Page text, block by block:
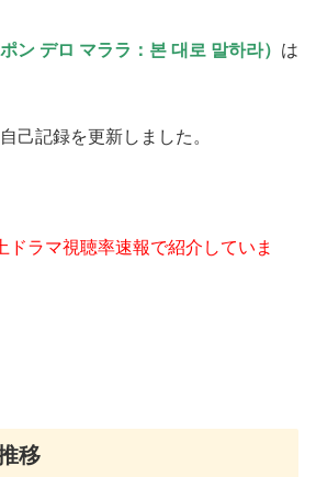
ン デロ マララ：본 대로 말하라） は
己記録を更新しました。
ラマ視聴率速報で紹介していま
移